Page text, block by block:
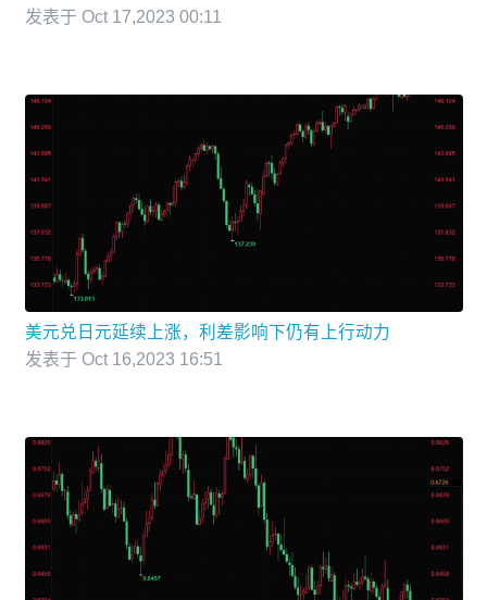
发表于 Oct 17,2023 00:11
美元兑日元延续上涨，利差影响下仍有上行动力
发表于 Oct 16,2023 16:51